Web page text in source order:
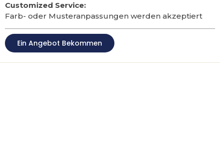
Customized Service:
Farb- oder Musteranpassungen werden akzeptiert
Ein Angebot Bekommen